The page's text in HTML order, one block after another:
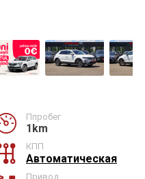
Ппробег
1km
КПП
Автоматическая
Привод